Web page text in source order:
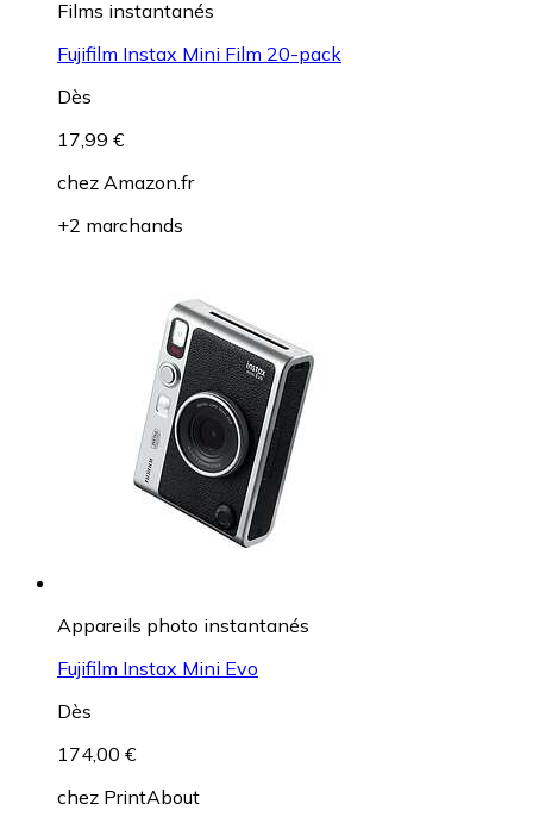
Films instantanés
Fujifilm Instax Mini Film 20-pack
Dès
17,99 €
chez Amazon.fr
+2 marchands
Appareils photo instantanés
Fujifilm Instax Mini Evo
Dès
174,00 €
chez PrintAbout